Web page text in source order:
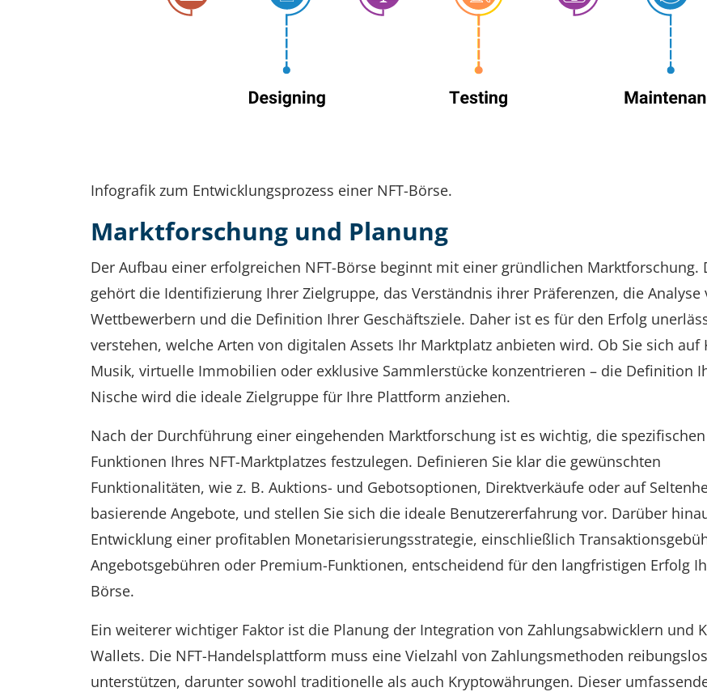
Infografik zum Entwicklungsprozess einer NFT-Börse.
Marktforschung und Planung
Der Aufbau einer erfolgreichen NFT-Börse beginnt mit einer gründlichen Marktforschung.
gehört die Identifizierung Ihrer Zielgruppe, das Verständnis ihrer Präferenzen, die Analyse
Wettbewerbern und die Definition Ihrer Geschäftsziele. Daher ist es für den Erfolg
verstehen, welche Arten von digitalen Assets Ihr Marktplatz anbieten wird. Ob Sie sich auf
Musik, virtuelle Immobilien oder exklusive Sammlerstücke konzentrieren – die Definition
Nische wird die ideale Zielgruppe für Ihre Plattform anziehen.
Nach der Durchführung einer eingehenden Marktforschung ist es wichtig, die
Funktionen Ihres NFT-Marktplatzes festzulegen. Definieren Sie klar die gewünschten
Funktionalitäten, wie z. B. Auktions- und Gebotsoptionen, Direktverkäufe oder auf
basierende Angebote, und stellen Sie sich die ideale Benutzererfahrung vor. Darüber
Entwicklung einer profitablen Monetarisierungsstrategie, einschließlich
Angebotsgebühren oder Premium-Funktionen, entscheidend für den langfristigen Erfolg
Börse.
Ein weiterer wichtiger Faktor ist die Planung der Integration von Zahlungsabwicklern und
Wallets. Die NFT-Handelsplattform muss eine Vielzahl von Zahlungsmethoden reibungslos
unterstützen, darunter sowohl traditionelle als auch Kryptowährungen. Dieser